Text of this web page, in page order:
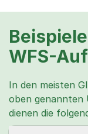
WFS-
In den meisten
oben genannten
dienen die